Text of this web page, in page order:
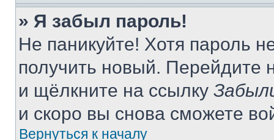
» Я забыл пароль!
Не паникуйте! Хотя пароль
получить новый. Перейдите
и щёлкните на ссылку
и скоро вы снова сможете
Вернуться к началу